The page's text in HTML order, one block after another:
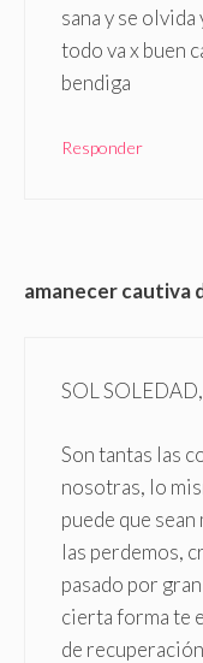
sana y se
todo va x buen
bendiga
Responder
amanecer cautiva
SOL
Son tantas las
nosotras, lo
puede que
las perdemos,
pasado por
cierta forma te
de